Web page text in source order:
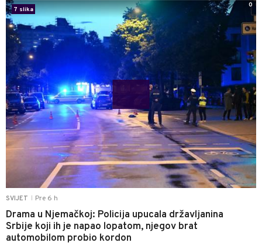
SVIJET Pre 6 h
Drama u Njemačkoj: Policija upucala državljanina
Srbije koji ih je napao lopatom, njegov brat
automobilom probio kordon
7 slika
0